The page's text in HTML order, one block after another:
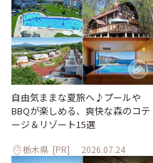
自由気ままな夏旅へ♪プールや
BBQが楽しめる、爽快な森のコテ
ージ＆リゾート15選
栃木県 [PR] 2026.07.24